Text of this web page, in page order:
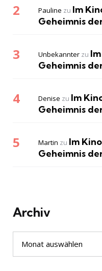
Pauline zu Im
Geheimnis
Unbekannter zu
Geheimnis
Denise zu Im
Geheimnis
Martin zu Im
Geheimnis
Archiv
Archiv